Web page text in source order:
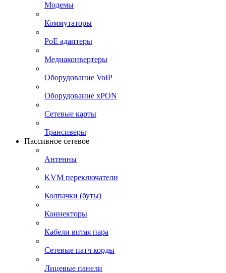
Модемы
Коммутаторы
PoE адаптеры
Медиаконвертеры
Оборудование VoIP
Оборудование xPON
Сетевые карты
Трансиверы
Пассивное сетевое
Антенны
KVM переключатели
Колпачки (буты)
Коннекторы
Кабели витая пара
Сетевые патч корды
Лицевые панели